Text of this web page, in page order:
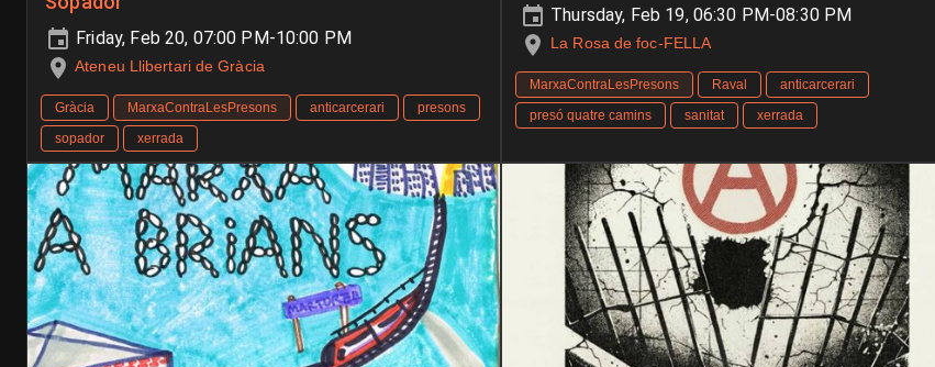
Friday, Feb 20, 07:00 PM-10:00 PM
Ateneu Llibertari de Gràcia
Gràcia MarxaContraLesPresons anticarcerari
presons
sopador
xerrada
Thursday, Feb 19, 06:30 PM-08:30 PM
La Rosa de foc-FELLA
MarxaContraLesPresons Raval
anticarcerari
presó quatre camins
sanitat xerrada